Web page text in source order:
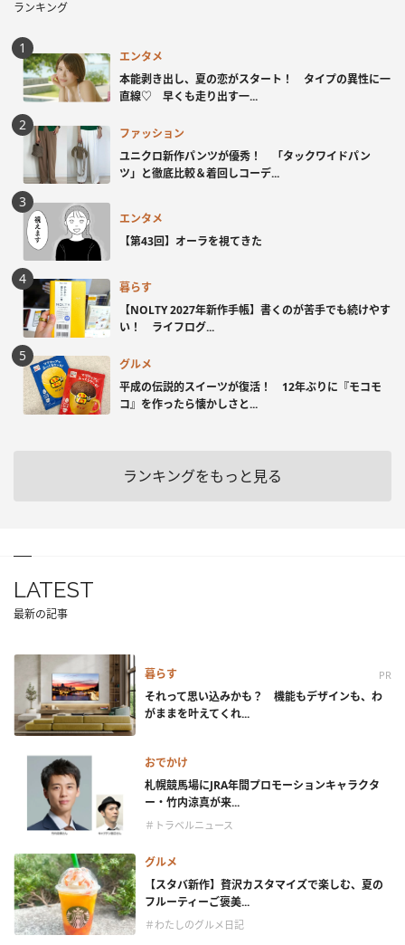
ランキング
エンタメ
本能剥き出し、夏の恋がスタート！ タイプの異性に一
直線♡ 早くも走り出す一...
ファッション
ユニクロ新作パンツが優秀！ 「タックワイドパン
ツ」と徹底比較＆着回しコーデ...
エンタメ
【第43回】オーラを視てきた
暮らす
【NOLTY 2027年新作手帳】書くのが苦手でも続けやす
い！ ライフログ...
グルメ
平成の伝説的スイーツが復活！ 12年ぶりに『モコモ
コ』を作ったら懐かしさと...
ランキングをもっと見る
LATEST
最新の記事
暮らす PR
それって思い込みかも？ 機能もデザインも、わ
がままを叶えてくれ...
おでかけ
札幌競馬場にJRA年間プロモーションキャラクタ
ー・竹内涼真が来...
＃トラベルニュース
グルメ
【スタバ新作】贅沢カスタマイズで楽しむ、夏の
フルーティーご褒美...
＃わたしのグルメ日記